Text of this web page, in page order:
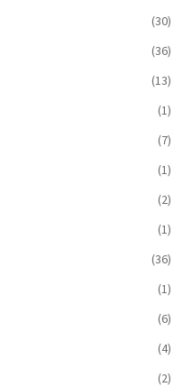
(30)
(36)
(13)
(1)
(7)
(1)
(2)
(1)
(36)
(1)
(6)
(4)
(2)